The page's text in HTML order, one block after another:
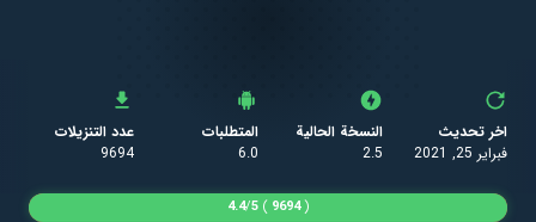
اخر تحديث
فبراير 25, 2021
النسخة الحالية
2.5
المتطلبات
6.0
عدد التنزيلات
9694
(
9694
)
4.4/5